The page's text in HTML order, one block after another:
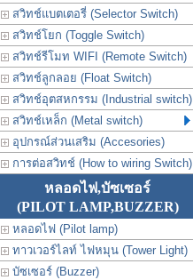
สวิทช์แบตเตอรี่ (Selector Switch)
สวิทช์โยก (Toggle Switch)
สวิทช์รีโมท WIFI (Remote Switch)
สวิทช์ลูกลอย (Float Switch)
สวิทช์อุตสหกรรม (Industrial switch)
สวิทช์เหล็ก (Metal switch)
อุปกรณ์ส่วนเสริม (Accesories)
การต่อสวิทช์ (How to wiring Switch)
หลอดไฟ,บัซเซอร์
(PILOT LAMP,BUZZER)
หลอดไฟ (Pilot lamp)
ทาวเวอร์ไลท์ ไฟหมุน (Tower Light)
บัซเซอร์ (Buzzer)